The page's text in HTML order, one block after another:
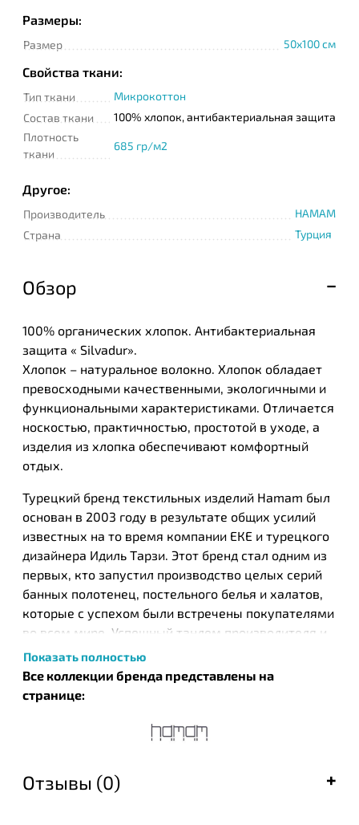
Размеры:
Размер 50x100 см
Свойства ткани:
Тип ткани
Микрокоттон
Состав ткани
100% хлопок, антибактериальная защита
Плотность
ткани
685 гр/м2
Другое:
Производитель
HAMAM
Страна
Турция
Обзор
100% органических хлопок. Антибактериальная
защита « Silvadur».
Хлопок – натуральное волокно. Хлопок обладает
превосходными качественными, экологичными и
функциональными характеристиками. Отличается
носкостью, практичностью, простотой в уходе, а
изделия из хлопка обеспечивают комфортный
отдых.
Турецкий бренд текстильных изделий Нamam был
основан в 2003 году в результате общих усилий
известных на то время компании ЕКЕ и турецкого
дизайнера Идиль Тарзи. Этот бренд стал одним из
первых, кто запустил производство целых серий
банных полотенец, постельного белья и халатов,
которые с успехом были встречены покупателями
во всем мире. Успешный тандем производителя и
дизайнера получил необычайную популярность и
был даже взят под опеку правительством Турции,
В течение короткого времени Нamam занял
Нamam стал выбором гостиниц и салонов красоты
Показать полностью
Все коллекции бренда представлены на
странице:
Отзывы (0)